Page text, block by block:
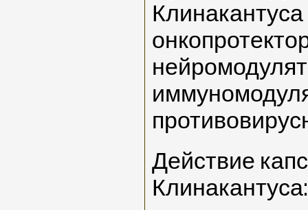
Действие
Клинакантуса: